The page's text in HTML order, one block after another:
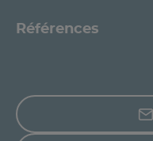
Références